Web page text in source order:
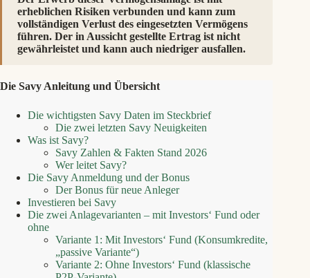
erheblichen Risiken verbunden und kann zum
vollständigen Verlust des eingesetzten Vermögens
führen. Der in Aussicht gestellte Ertrag ist nicht
gewährleistet und kann auch niedriger ausfallen.
Die Savy Anleitung und Übersicht
Die wichtigsten Savy Daten im Steckbrief
Die zwei letzten Savy Neuigkeiten
Was ist Savy?
Savy Zahlen & Fakten Stand 2026
Wer leitet Savy?
Die Savy Anmeldung und der Bonus
Der Bonus für neue Anleger
Investieren bei Savy
Die zwei Anlagevarianten – mit Investors‘ Fund oder
ohne
Variante 1: Mit Investors‘ Fund (Konsumkredite,
„passive Variante“)
Variante 2: Ohne Investors‘ Fund (klassische